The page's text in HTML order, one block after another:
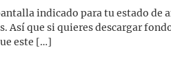
indicado para tu estado de
que si quieres descargar
este […]